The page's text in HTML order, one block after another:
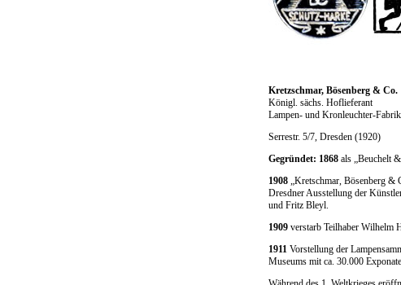
Kretzschmar, Bösenberg & Co.
Königl. sächs. Hoflieferant
Lampen- und Kronleuchter-Fabrik
Serrestr. 5/7, Dresden (1920)
Gegründet: 1868 als „Beuchelt
1908 „Kretschmar, Bösenberg &
Dresdner Ausstellung der
und Fritz Bleyl.
1909 verstarb Teilhaber Wilhelm
1911 Vorstellung der
Museums mit ca. 30.000